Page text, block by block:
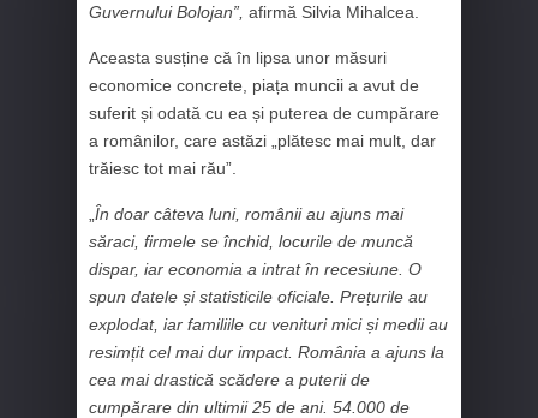
Guvernului Bolojan”, afirmă Silvia Mihalcea.
Aceasta susține că în lipsa unor măsuri
economice concrete, piața muncii a avut de
suferit și odată cu ea și puterea de cumpărare
a românilor, care astăzi „plătesc mai mult, dar
trăiesc tot mai rău”.
În doar câteva luni, românii au ajuns mai
săraci, firmele se închid, locurile de muncă
dispar, iar economia a intrat în recesiune. O
spun datele și statisticile oficiale. Prețurile au
explodat, iar familiile cu venituri mici și medii au
resimțit cel mai dur impact. România a ajuns la
cea mai drastică scădere a puterii de
cumpărare din ultimii 25 de ani. 54.000 de